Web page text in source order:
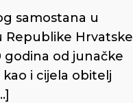
samostana u
Republike Hrvatske
godina od junačke
i cijela obitelj